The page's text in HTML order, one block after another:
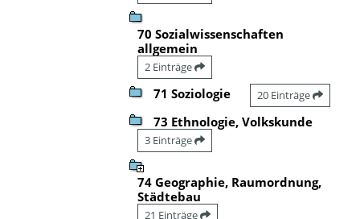
70 Sozialwissenschaften
allgemein
2 Einträge
71 Soziologie 20 Einträge
73 Ethnologie, Volkskunde
3 Einträge
74 Geographie, Raumordnung,
Städtebau
21 Einträge